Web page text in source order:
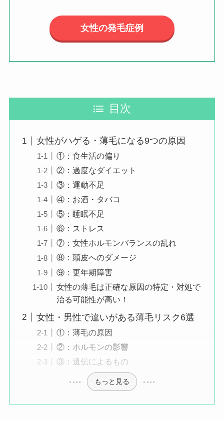
女性の発毛症例
目次
女性がハゲる・薄毛になる9つの原因
①：食生活の偏り
②：過度なダイエット
③：運動不足
④：お酒・タバコ
⑤：睡眠不足
⑥：ストレス
⑦：女性ホルモンバランスの乱れ
⑧：頭皮へのダメージ
⑨：更年期障害
女性の薄毛は正確な原因の特定・対処で
治る可能性が高い！
女性・男性で違いがある薄毛リスク6選
①：薄毛の原因
②：ホルモンの影響
③：遺伝によるもの
もっと見る